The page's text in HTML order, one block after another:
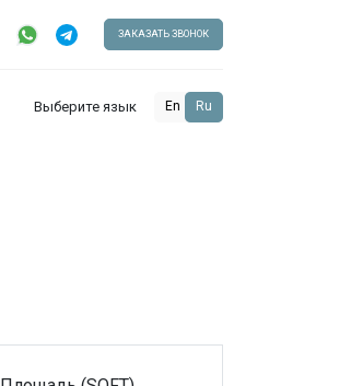
ЗАКАЗАТЬ ЗВОНОК
Выберите язык En Ru